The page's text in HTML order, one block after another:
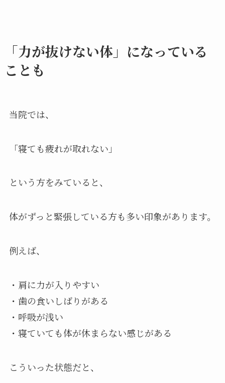
「力が抜けない体」になっている
ことも
当院では、
「寝ても疲れが取れない」
という方をみていると、
体がずっと緊張している方も多い印象があります。
例えば、
・肩に力が入りやすい
・歯の食いしばりがある
・呼吸が浅い
・寝ていても体が休まらない感じがある
こういった状態だと、